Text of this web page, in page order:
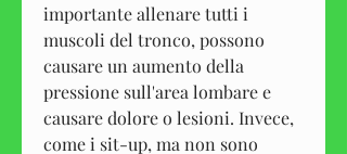
importante allenare tutti i
muscoli del tronco, possono
causare un aumento della
pressione sull'area lombare e
causare dolore o lesioni. Invece,
come i sit-up, ma non sono